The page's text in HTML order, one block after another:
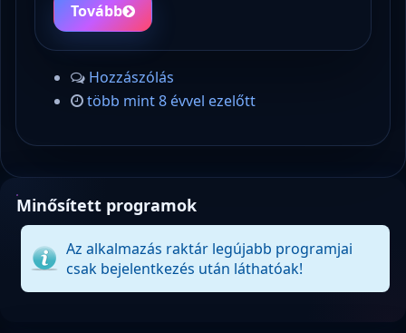
Tovább
Hozzászólás
több mint 8 évvel ezelőtt
Minősített programok
Az alkalmazás raktár legújabb programjai
csak bejelentkezés után láthatóak!